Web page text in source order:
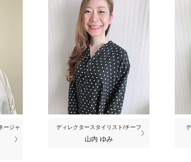
ージャ
ディレクタースタイリスト/チーフ
山内 ゆみ